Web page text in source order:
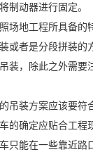
制动器进行固定。
场地工程所具备的
或者是分段拼装的
装，除此之外需要
的吊装方案应该要符
的确定应贴合工程
只能在一些靠近路